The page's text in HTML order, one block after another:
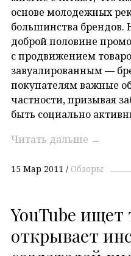
основе молодежных
большинства брендов.
доброй половине
с продвижением
завуалированным —
покупателям важные
частности, призывая
быть социально
Читать дальше →
15 Мар 2011 Обзоры
YouTube
открывает